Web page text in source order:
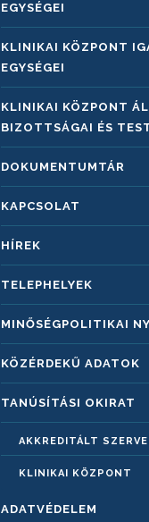
EGYSÉGEI
KLINIKAI KÖZPONT
EGYSÉGEI
KLINIKAI KÖZPONT
BIZOTTSÁGAI ÉS
DOKUMENTUMTÁR
KAPCSOLAT
HÍREK
TELEPHELYEK
MINŐSÉGPOLITIKAI
KÖZÉRDEKŰ ADATOK
TANÚSÍTÁSI OKIRAT
AKKREDITÁLT
KLINIKAI KÖZPONT
ADATVÉDELEM